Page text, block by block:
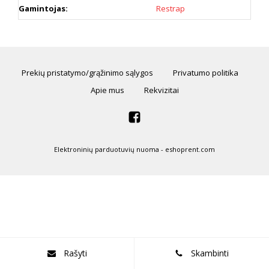
Gamintojas: Restrap
Prekių pristatymo/grąžinimo sąlygos
Privatumo politika
Apie mus
Rekvizitai
Elektroninių parduotuvių nuoma - eshoprent.com
Rašyti Skambinti